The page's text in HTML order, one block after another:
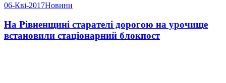
06-Кві-2017Новини
На Рівненщині старателі дорогою на урочище
встановили стаціонарний блокпост